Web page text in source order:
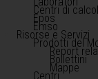
Centri di
Epos
Emso
Risorse e Servizi
Prodotti del
Report
Bollettini
Mappe
Centri